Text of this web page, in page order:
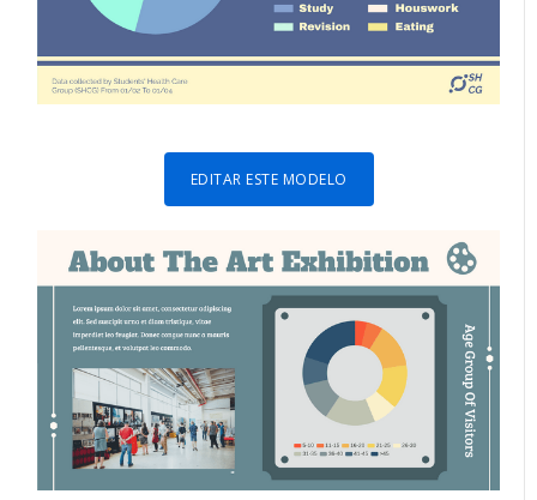
EDITAR ESTE MODELO